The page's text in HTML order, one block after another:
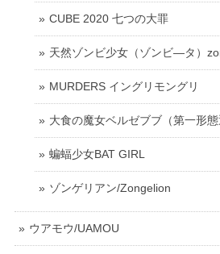
CUBE 2020 七つの大罪
天然ゾンビ少女（ゾンビ―タ）
MURDERS イングリモングリ
大食の魔女ベルゼブブ（第一形態
蝙蝠少女BAT GIRL
ゾンゲリアン/Zongelion
ウアモウ/UAMOU